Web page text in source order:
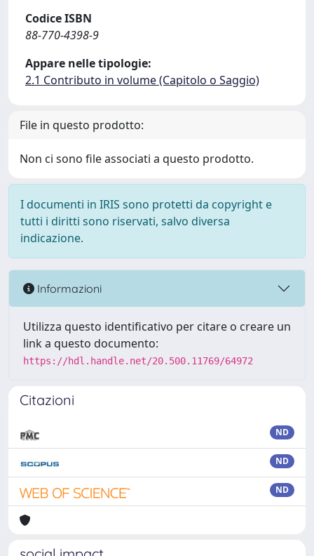
Codice ISBN
88-770-4398-9
Appare nelle tipologie:
2.1 Contributo in volume (Capitolo o Saggio)
File in questo prodotto:
Non ci sono file associati a questo prodotto.
I documenti in IRIS sono protetti da copyright e
tutti i diritti sono riservati, salvo diversa
indicazione.
Informazioni
Utilizza questo identificativo per citare o creare un
link a questo documento:
https://hdl.handle.net/20.500.11769/64972
Citazioni
ND
ND
ND